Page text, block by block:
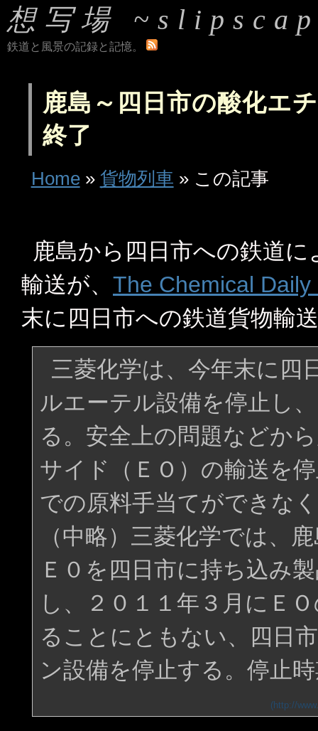
想写場
鉄道と風景の記録と記憶。
鹿島～四日市の酸化エ
終了
Home» 貨物列車 » この記事
鹿島から四日市への鉄道
輸送が、 The Chemical Daily
末に四日市への鉄道貨物輸
三菱化学は、今年末に四
ルエーテル設備を停止し
る。安全上の問題などか
サイド（ＥＯ）の輸送を
での原料手当てができな
（中略）三菱化学では、
Ｅ０を四日市に持ち込み
し、２０１１年３月にＥ
ることにともない、四日
ン設備を停止する。停止